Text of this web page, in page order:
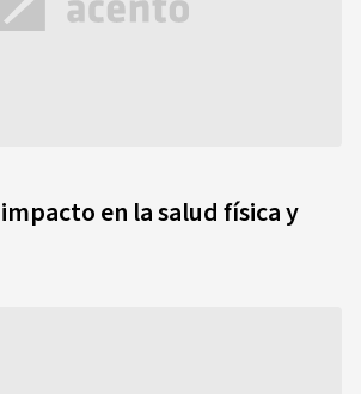
en la salud física y